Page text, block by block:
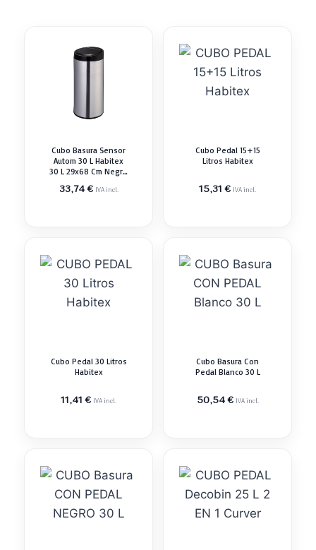
Cubo Basura Sensor
Autom 30 L Habitex
30 L 29x68 Cm Negro
33,74€ IVA incl.
Cubo Pedal 15+15
Litros Habitex
15,31€ IVA incl.
Cubo Pedal 30 Litros
Habitex
11,41€ IVA incl.
Cubo Basura Con
Pedal Blanco 30 L
50,54€ IVA incl.